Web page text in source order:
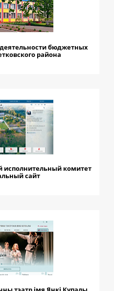
бюджетных
района
исполнительный комитет
сайт